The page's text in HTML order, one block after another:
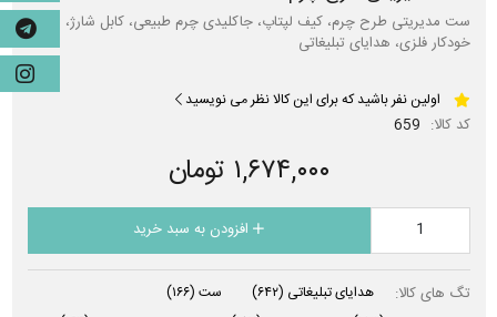
ست مدیریتی طرح چرم، کیف لپتاپ، جاکلیدی چرم طبیعی، کابل شارژ،
خودکار فلزی، هدایای تبلیغاتی
اولین نفر باشید که برای این کالا نظر می نویسید
کد کالا: 659
۱,۶۷۴,۰۰۰ تومان
افزودن به سبد خرید
تگ های کالا: هدایای تبلیغاتی (۶۴۲) ست (۱۶۶)